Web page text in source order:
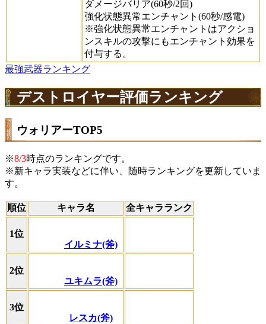
ダメージバリア(60秒/2回)
強化状態異常エンチャント(60秒/感電)
※強化状態異常エンチャントはアクショ
ンスキルの攻撃にもエンチャント効果を
付与する。
最強武器ランキング
デストロイヤー評価ランキング
ウォリアーTOP5
※8/3時点のランキングです。
※新キャラ実装などに伴い、随時ランキングを更新していま
す。
順位 キャラ名 全キャラランク
1位
イルミナ(斧)
2位
ユキムラ(斧)
3位
レスカ(斧)